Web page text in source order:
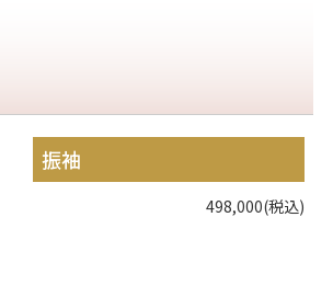
振袖
498,000(税込)